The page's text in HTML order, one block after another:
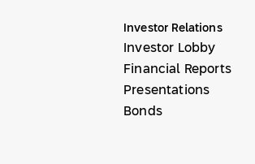
Investor Relations
Investor Lobby
Financial Reports
Presentations
Bonds